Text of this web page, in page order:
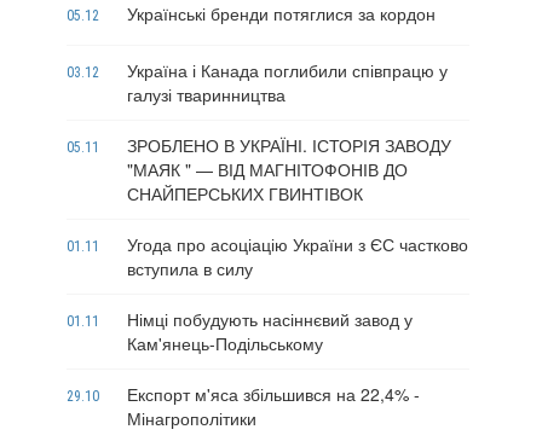
05.12 Українські бренди потяглися за кордон
03.12
Україна і Канада поглибили співпрацю у
галузі тваринництва
05.11
ЗРОБЛЕНО В УКРАЇНІ. ІСТОРІЯ ЗАВОДУ
"МАЯК " — ВІД МАГНІТОФОНІВ ДО
СНАЙПЕРСЬКИХ ГВИНТІВОК
01.11
Угода про асоціацію України з ЄС частково
вступила в силу
01.11
Німці побудують насіннєвий завод у
Кам'янець-Подільському
29.10
Експорт м'яса збільшився на 22,4% -
Мінагрополітики